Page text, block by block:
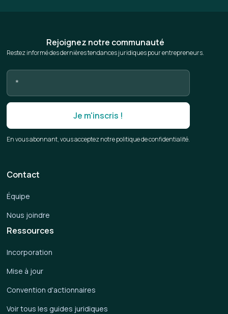
Rejoignez notre communauté
Restez informé des dernières tendances juridiques pour entrepreneurs.
En vous abonnant, vous acceptez notre politique de confidentialité.
Ressources
Incorporation
Mise à jour
Convention d'actionnaires
Voir tous les guides juridiques
Contact
Équipe
Nous joindre